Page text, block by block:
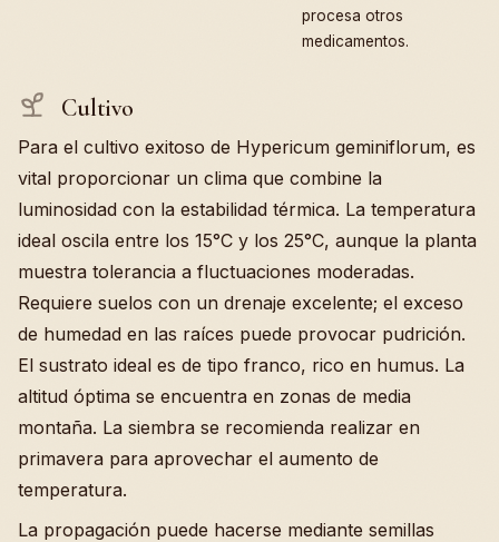
procesa otros
medicamentos.
Cultivo
Para el cultivo exitoso de Hypericum geminiflorum, es
vital proporcionar un clima que combine la
luminosidad con la estabilidad térmica. La temperatura
ideal oscila entre los 15°C y los 25°C, aunque la planta
muestra tolerancia a fluctuaciones moderadas.
Requiere suelos con un drenaje excelente; el exceso
de humedad en las raíces puede provocar pudrición.
El sustrato ideal es de tipo franco, rico en humus. La
altitud óptima se encuentra en zonas de media
montaña. La siembra se recomienda realizar en
primavera para aprovechar el aumento de
temperatura.
La propagación puede hacerse mediante semillas